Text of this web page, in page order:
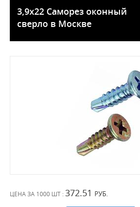
3,9х22 Саморез оконный
сверло в Москве
ЦЕНА ЗА 1000 ШТ : 372.51 РУБ.